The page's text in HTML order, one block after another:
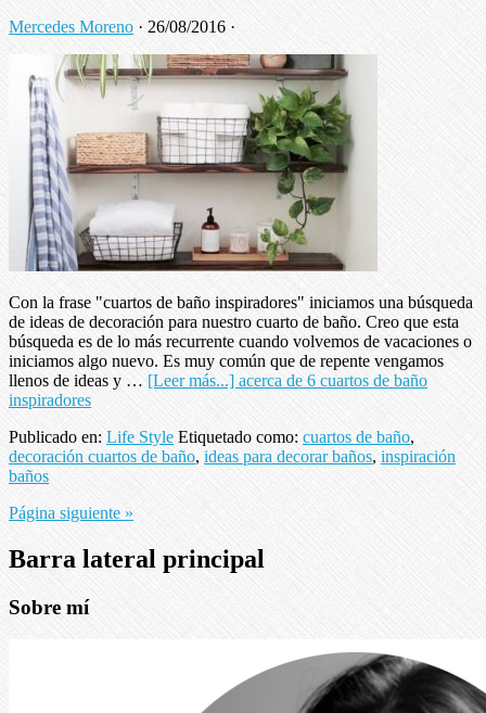
Mercedes Moreno · 26/08/2016 ·
Con la frase "cuartos de baño inspiradores" iniciamos una búsqueda
de ideas de decoración para nuestro cuarto de baño. Creo que esta
búsqueda es de lo más recurrente cuando volvemos de vacaciones o
iniciamos algo nuevo. Es muy común que de repente vengamos
llenos de ideas y … [Leer más...] acerca de 6 cuartos de baño
inspiradores
Publicado en: Life Style Etiquetado como: cuartos de baño,
decoración cuartos de baño, ideas para decorar baños, inspiración
baños
Página siguiente »
Barra lateral principal
Sobre mí